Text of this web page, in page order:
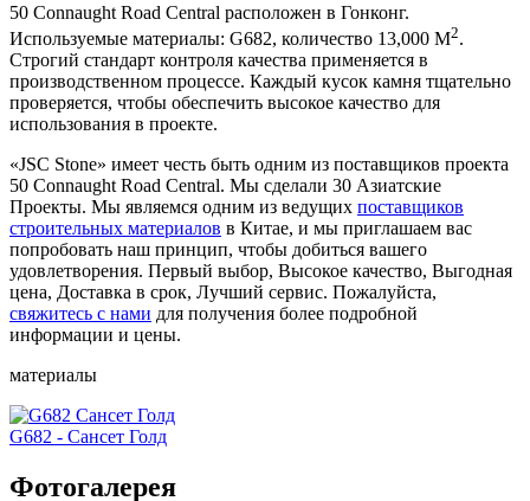
50 Connaught Road Central расположен в Гонконг.
Используемые материалы: G682, количество 13,000 M2.
Строгий стандарт контроля качества применяется в
производственном процессе. Каждый кусок камня тщательно
проверяется, чтобы обеспечить высокое качество для
использования в проекте.
«JSC Stone» имеет честь быть одним из поставщиков проекта
50 Connaught Road Central. Мы сделали 30 Азиатские
Проекты. Мы являемся одним из ведущих поставщиков
строительных материалов в Китае, и мы приглашаем вас
попробовать наш принцип, чтобы добиться вашего
удовлетворения. Первый выбор, Высокое качество, Выгодная
цена, Доставка в срок, Лучший сервис. Пожалуйста,
свяжитесь с нами для получения более подробной
информации и цены.
материалы
G682 - Сансет Голд
Фотогалерея